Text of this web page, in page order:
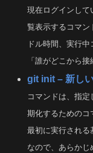
現在ログインして
覧表示するコマン
ドル時間、実行
「誰がどこから
git init – 新し
コマンドは、指
期化するためのコ
最初に実行される
なので、あらか